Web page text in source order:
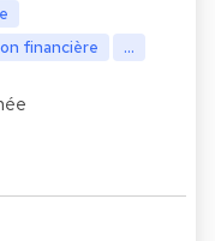
financière ...